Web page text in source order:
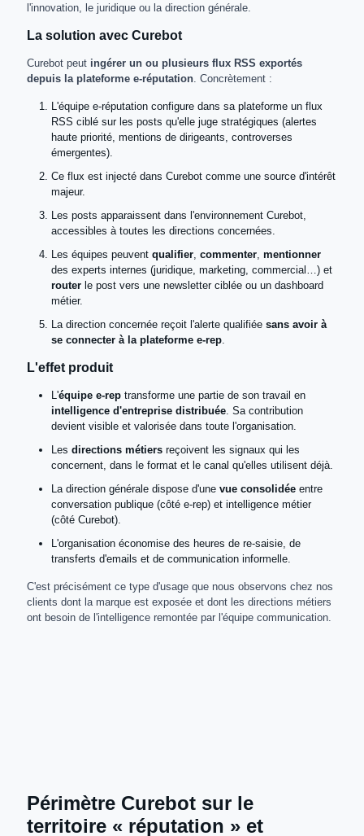
l'innovation, le juridique ou la direction générale.
La solution avec Curebot
Curebot peut ingérer un ou plusieurs flux RSS exportés
depuis la plateforme e-réputation . Concrètement :
L'équipe e-réputation configure dans sa plateforme un flux
RSS ciblé sur les posts qu'elle juge stratégiques (alertes
haute priorité, mentions de dirigeants, controverses
émergentes).
Ce flux est injecté dans Curebot comme une source d'intérêt
majeur.
Les posts apparaissent dans l'environnement Curebot,
accessibles à toutes les directions concernées.
Les équipes peuvent qualifier commenter mentionner
des experts internes (juridique, marketing, commercial…) et
router le post vers une newsletter ciblée ou un dashboard
métier.
La direction concernée reçoit l'alerte qualifiée sans avoir à
se connecter à la plateforme e-rep
L'effet produit
L'équipe e-rep transforme une partie de son travail en
intelligence d'entreprise distribuée . Sa contribution
devient visible et valorisée dans toute l'organisation.
Les directions métiers reçoivent les signaux qui les
concernent, dans le format et le canal qu'elles utilisent déjà.
La direction générale dispose d'une vue consolidée entre
conversation publique (côté e-rep) et intelligence métier
(côté Curebot).
L'organisation économise des heures de re-saisie, de
transferts d'emails et de communication informelle.
C'est précisément ce type d'usage que nous observons chez nos
clients dont la marque est exposée et dont les directions métiers
ont besoin de l'intelligence remontée par l'équipe communication.
Périmètre Curebot sur le
territoire « réputation » et